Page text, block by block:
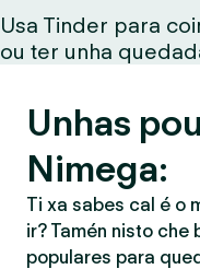
Usa Tinder para
ou ter unha
Unhas
Nimega:
Ti xa sabes cal é o
ir? Tamén nisto
populares para